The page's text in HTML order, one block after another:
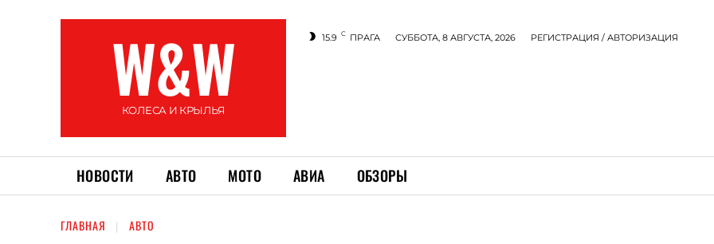
W&W
КОЛЕСА И КРЫЛЬЯ
15.9 C ПРАГА СУББОТА, 8 АВГУСТА, 2026 РЕГИСТРАЦИЯ / АВТОРИЗАЦИЯ
НОВОСТИ АВТО МОТО АВИА ОБЗОРЫ
ГЛАВНАЯ АВТО